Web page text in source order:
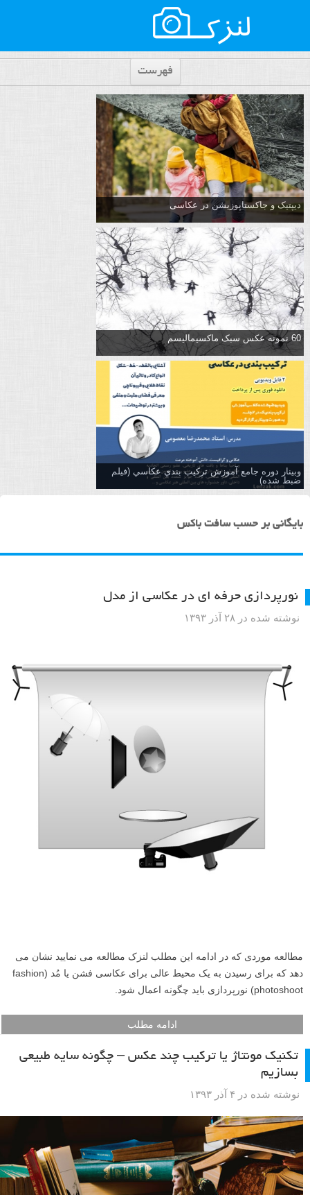
فهرست
دیپتیک و جاکستا‌پوزیشن در عکاسی
60 نمونه عکس سبک ماکسیمالیسم
وبینار دوره جامع آموزش تركيب بندي عكاسي (فیلم
ضبط شده)
بایگانی بر حسب سافت باکس
نورپردازی حرفه ای در عکاسی از مدل
نوشته شده در ۲۸ آذر ۱۳۹۳
مطالعه موردی که در ادامه این مطلب لنزک مطالعه می نمایید نشان می
دهد که برای رسیدن به یک محیط عالی برای عکاسی فشن یا مُد (fashion
photoshoot) نورپردازی باید چگونه اعمال شود.
ادامه مطلب
تکنیک مونتاژ یا ترکیب چند عکس – چگونه سایه طبیعی
بسازیم
نوشته شده در ۴ آذر ۱۳۹۳